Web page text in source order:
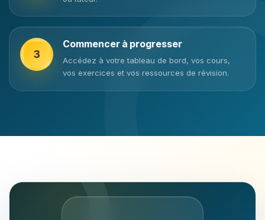
3
Commencer à progresser
Accédez à votre tableau de bord, vos cours,
vos exercices et vos ressources de révision.